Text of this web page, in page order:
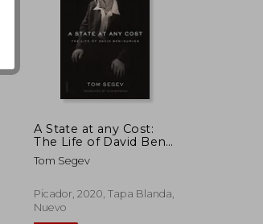
$ 101.359
A State at any Cost:
The Life of David Ben-
Gurion (en Inglés)
Tom Segev
Picador, 2020, Tapa Blanda,
Nuevo